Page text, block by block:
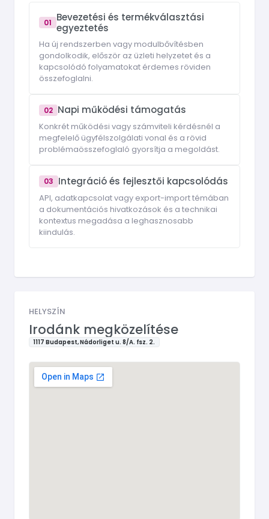
01 Bevezetési és termékválasztási
egyeztetés
Ha új rendszerben vagy modulbővítésben
gondolkodik, először az üzleti helyzetet és a
kapcsolódó folyamatokat érdemes röviden
összefoglalni.
02 Napi működési támogatás
Konkrét működési vagy számviteli kérdésnél a
megfelelő ügyfélszolgálati vonal és a rövid
problémaösszefoglaló gyorsítja a megoldást.
03 Integráció és fejlesztői kapcsolódás
API, adatkapcsolat vagy export-import témában
a dokumentációs hivatkozások és a technikai
kontextus megadása a leghasznosabb
kiindulás.
HELYSZÍN
Irodánk megközelítése
1117 Budapest, Nádorliget u. 8/A. fsz. 2.